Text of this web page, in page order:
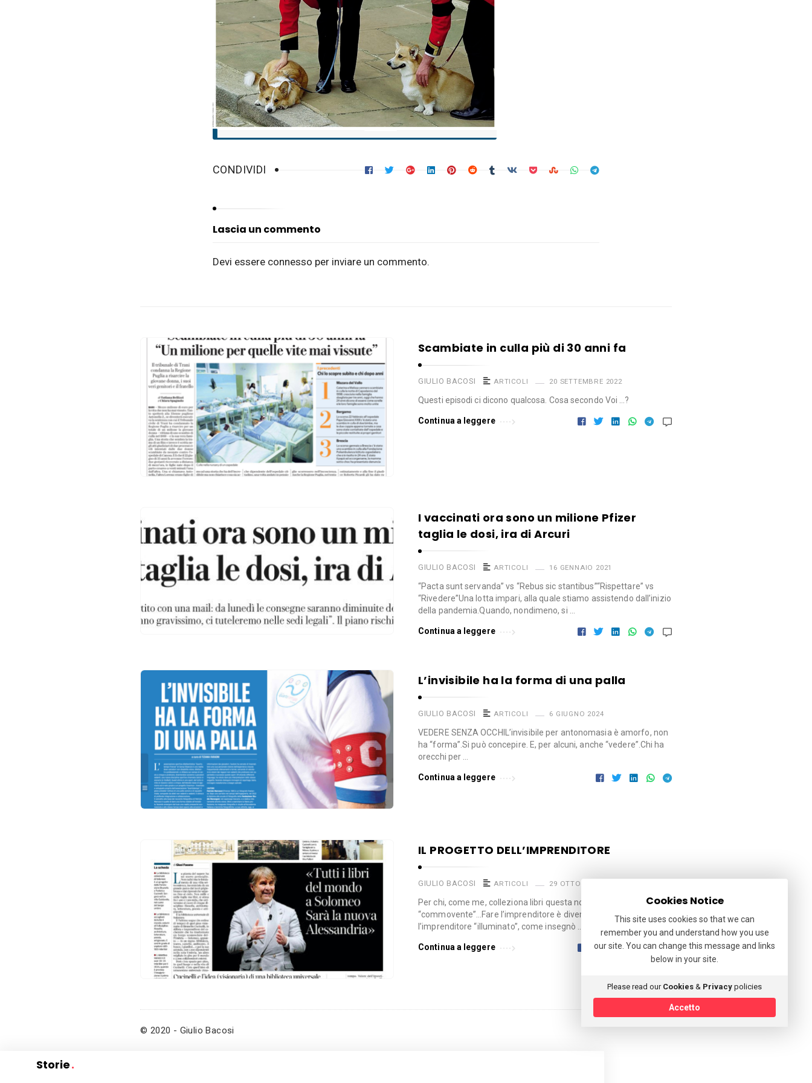
‫CONDIVIDI
Lascia un commento
Devi essere connesso per inviare un commento.
Scambiate in culla più di 30 anni fa
GIULIO BACOSI ARTICOLI 20 SETTEMBRE 2022
Questi episodi ci dicono qualcosa. Cosa secondo Voi …?
Continua a leggere
I vaccinati ora sono un milione Pfizer
taglia le dosi, ira di Arcuri
GIULIO BACOSI ARTICOLI 16 GENNAIO 2021
“Pacta sunt servanda” vs “Rebus sic stantibus”“Rispettare” vs
“Rivedere”Una lotta impari, alla quale stiamo assistendo dall’inizio
della pandemia.Quando, nondimeno, si …
Continua a leggere
L’invisibile ha la forma di una palla
GIULIO BACOSI ARTICOLI 6 GIUGNO 2024
VEDERE SENZA OCCHIL’invisibile per antonomasia è amorfo, non
ha “forma”.Si può concepire. E, per alcuni, anche “vedere”.Chi ha
orecchi per …
Continua a leggere
IL PROGETTO DELL’IMPRENDITORE
GIULIO BACOSI ARTICOLI 29 OTTOBRE 2021
Per chi, come me, colleziona libri questa notizia ha del
“commovente”…Fare l’imprenditore è diverso dal fare
l’imprenditore “illuminato”, come insegnò …
Continua a leggere
© 2020 - Giulio Bacosi
Storie.
Cookies Notice
This site uses cookies so that we can
remember you and understand how you use
our site. You can change this message and links
below in your site.
Please read our Cookies & Privacy policies
Accetto